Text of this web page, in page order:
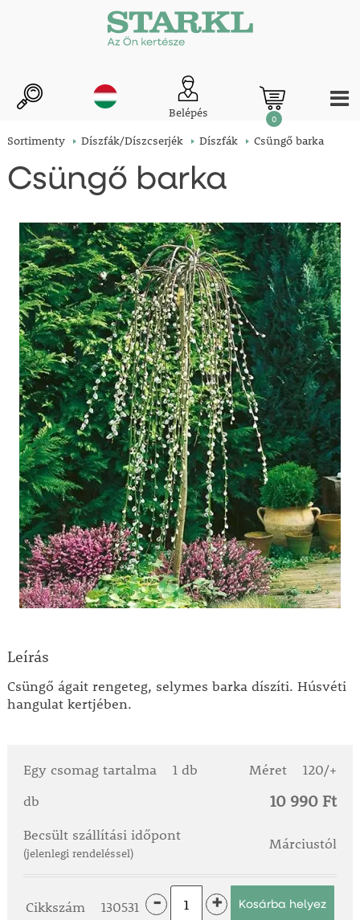
Belépés 0
Sortimenty Díszfák/Díszcserjék Díszfák Csüngő barka
Csüngő barka
Leírás
Csüngő ágait rengeteg, selymes barka díszíti. Húsvéti
hangulat kertjében.
Egy csomag tartalma 1 db Méret
120/+
db
10 990 Ft
Becsült szállítási időpont
(jelenlegi rendeléssel)
Márciustól
Cikkszám 130531 - +